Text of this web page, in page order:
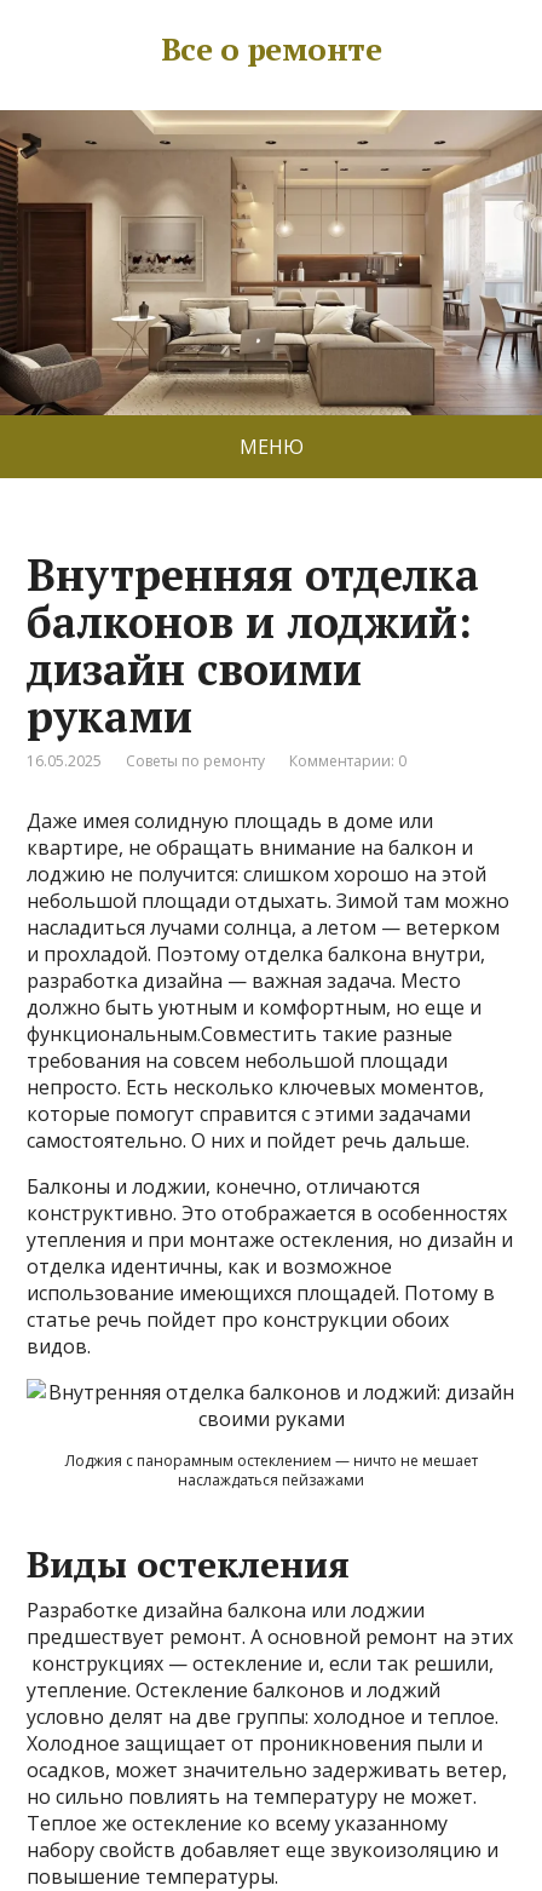
Все о ремонте
МЕНЮ
Внутренняя отделка
балконов и лоджий:
дизайн своими
руками
16.05.2025 Советы по ремонту Комментарии: 0
Даже имея солидную площадь в доме или
квартире, не обращать внимание на балкон и
лоджию не получится: слишком хорошо на этой
небольшой площади отдыхать. Зимой там можно
насладиться лучами солнца, а летом — ветерком
и прохладой. Поэтому отделка балкона внутри,
разработка дизайна — важная задача. Место
должно быть уютным и комфортным, но еще и
функциональным.Совместить такие разные
требования на совсем небольшой площади
непросто. Есть несколько ключевых моментов,
которые помогут справится с этими задачами
самостоятельно. О них и пойдет речь дальше.
Балконы и лоджии, конечно, отличаются
конструктивно. Это отображается в особенностях
утепления и при монтаже остекления, но дизайн и
отделка идентичны, как и возможное
использование имеющихся площадей. Потому в
статье речь пойдет про конструкции обоих
видов.
Лоджия с панорамным остеклением — ничто не мешает
наслаждаться пейзажами
Виды остекления
Разработке дизайна балкона или лоджии
предшествует ремонт. А основной ремонт на этих
конструкциях — остекление и, если так решили,
утепление. Остекление балконов и лоджий
условно делят на две группы: холодное и теплое.
Холодное защищает от проникновения пыли и
осадков, может значительно задерживать ветер,
но сильно повлиять на температуру не может.
Теплое же остекление ко всему указанному
набору свойств добавляет еще звукоизоляцию и
повышение температуры.